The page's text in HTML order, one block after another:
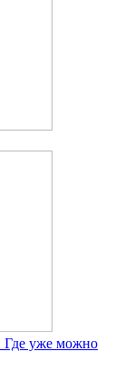
Где уже можно